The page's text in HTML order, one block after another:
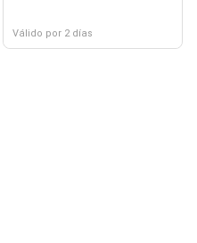
Válido por 2 días